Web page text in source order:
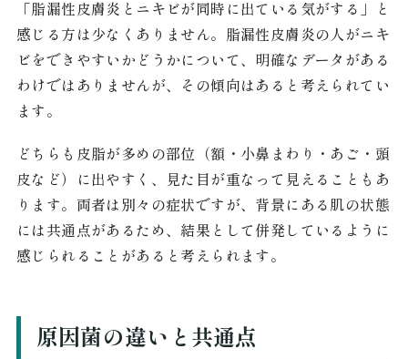
「脂漏性皮膚炎とニキビが同時に出ている気がする」と
感じる方は少なくありません。脂漏性皮膚炎の人がニキ
ビをできやすいかどうかについて、明確なデータがある
わけではありませんが、その傾向はあると考えられてい
ます。
どちらも皮脂が多めの部位（額・小鼻まわり・あご・頭
皮など）に出やすく、見た目が重なって見えることもあ
ります。両者は別々の症状ですが、背景にある肌の状態
には共通点があるため、結果として併発しているように
感じられることがあると考えられます。
原因菌の違いと共通点